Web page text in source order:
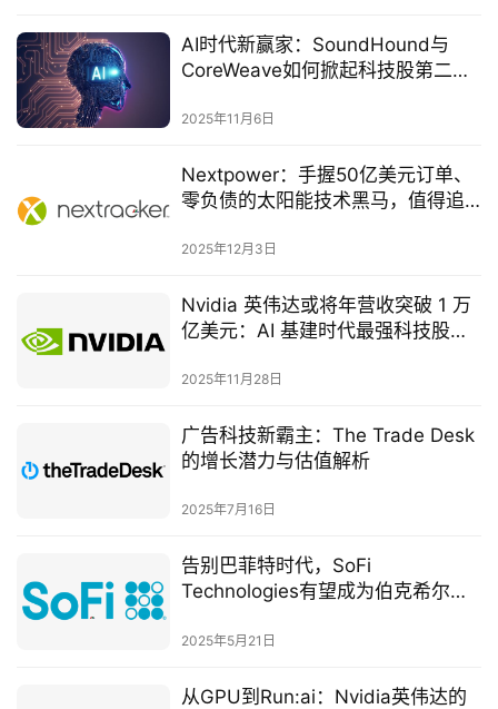
AI时代新赢家：SoundHound与
CoreWeave如何掀起科技股第二波
2025年11月6日
Nextpower：手握50亿美元订单、
零负债的太阳能技术黑马，值得追
2025年12月3日
Nvidia 英伟达或将年营收突破 1 万
亿美元：AI 基建时代最强科技股的
2025年11月28日
广告科技新霸主：The Trade Desk
的增长潜力与估值解析
2025年7月16日
告别巴菲特时代，SoFi
Technologies有望成为伯克希尔下
2025年5月21日
从GPU到Run:ai：Nvidia英伟达的